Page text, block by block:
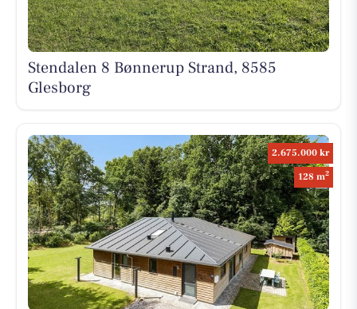
Stendalen 8 Bønnerup Strand, 8585
Glesborg
2.675.000 kr
128 m2